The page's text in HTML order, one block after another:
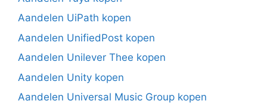
Aandelen UiPath kopen
Aandelen UnifiedPost kopen
Aandelen Unilever Thee kopen
Aandelen Unity kopen
Aandelen Universal Music Group kopen